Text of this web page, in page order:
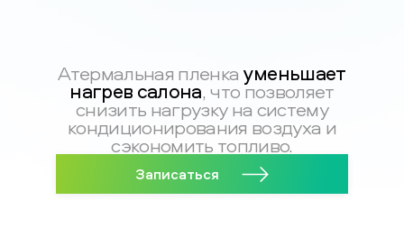
Атермальная пленка уменьшает
нагрев салона, что позволяет
снизить нагрузку на систему
кондиционирования воздуха и
сэкономить топливо.
Записаться